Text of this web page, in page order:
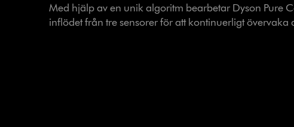
Med hjälp av en unik algoritm bearbetar Dyson Pure
inflödet från tre sensorer för att kontinuerligt övervaka